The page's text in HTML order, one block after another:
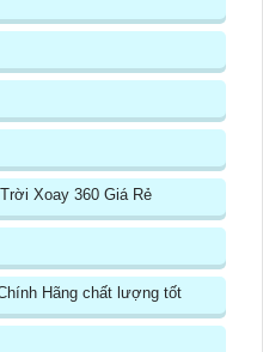
Xoay 360 Giá Rẻ
Hãng chất lượng tốt